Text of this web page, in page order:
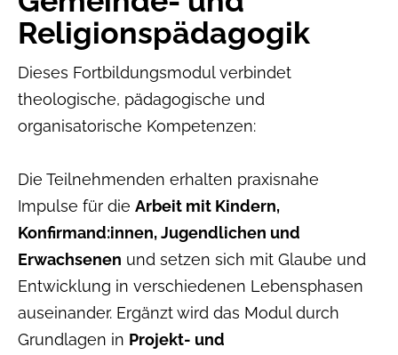
Religionspädagogik
Dieses Fortbildungsmodul verbindet
theologische, pädagogische und
organisatorische Kompetenzen:
Die Teilnehmenden erhalten praxisnahe
Impulse für die Arbeit mit Kindern,
Konfirmand:innen, Jugendlichen und
Erwachsenen und setzen sich mit Glaube und
Entwicklung in verschiedenen Lebensphasen
auseinander. Ergänzt wird das Modul durch
Grundlagen in Projekt- und